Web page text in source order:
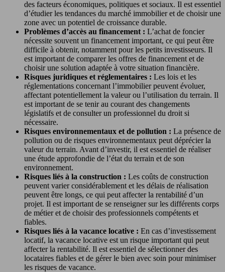
des facteurs économiques, politiques et sociaux. Il est essentiel
d’étudier les tendances du marché immobilier et de choisir une
zone avec un potentiel de croissance durable.
Problèmes d’accès au financement : L’achat de foncier
nécessite souvent un financement important, ce qui peut être
difficile à obtenir, notamment pour les petits investisseurs. Il
est important de comparer les offres de financement et de
choisir une solution adaptée à votre situation financière.
Risques juridiques et réglementaires : Les lois et les
réglementations concernant l’immobilier peuvent évoluer,
affectant potentiellement la valeur ou l’utilisation du terrain. Il
est important de se tenir au courant des changements
législatifs et de consulter un professionnel du droit si
nécessaire.
Risques environnementaux et de pollution : La présence de
pollution ou de risques environnementaux peut déprécier la
valeur du terrain. Avant d’investir, il est essentiel de réaliser
une étude approfondie de l’état du terrain et de son
environnement.
Risques liés à la construction : Les coûts de construction
peuvent varier considérablement et les délais de réalisation
peuvent être longs, ce qui peut affecter la rentabilité d’un
projet. Il est important de se renseigner sur les différents corps
de métier et de choisir des professionnels compétents et
fiables.
Risques liés à la vacance locative : En cas d’investissement
locatif, la vacance locative est un risque important qui peut
affecter la rentabilité. Il est essentiel de sélectionner des
locataires fiables et de gérer le bien avec soin pour minimiser
les risques de vacance.